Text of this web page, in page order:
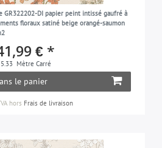
GR322202-DI papier peint intissé gaufré à
floraux satiné beige orangé-saumon
€ *
5.33 Mètre Carré
le panier
hors Frais de livraison